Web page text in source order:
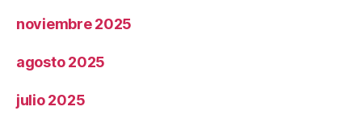
noviembre 2025
agosto 2025
julio 2025